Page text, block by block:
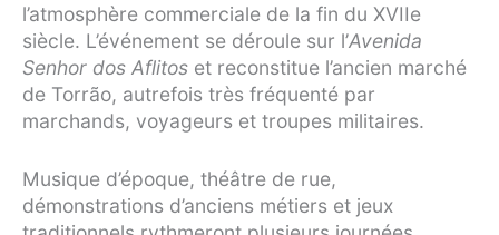
l’atmosphère commerciale de la fin du XVIIe
siècle. L’événement se déroule sur l’Avenida
Senhor dos Aflitos et reconstitue l’ancien marché
de Torrão, autrefois très fréquenté par
marchands, voyageurs et troupes militaires.
Musique d’époque, théâtre de rue,
démonstrations d’anciens métiers et jeux